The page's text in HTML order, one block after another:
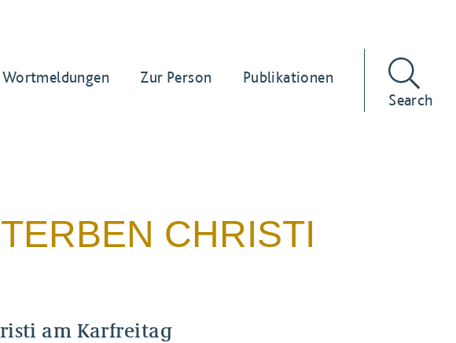
Wortmeldungen Zur Person
Publikationen
Search
CHRISTI
am Karfreitag